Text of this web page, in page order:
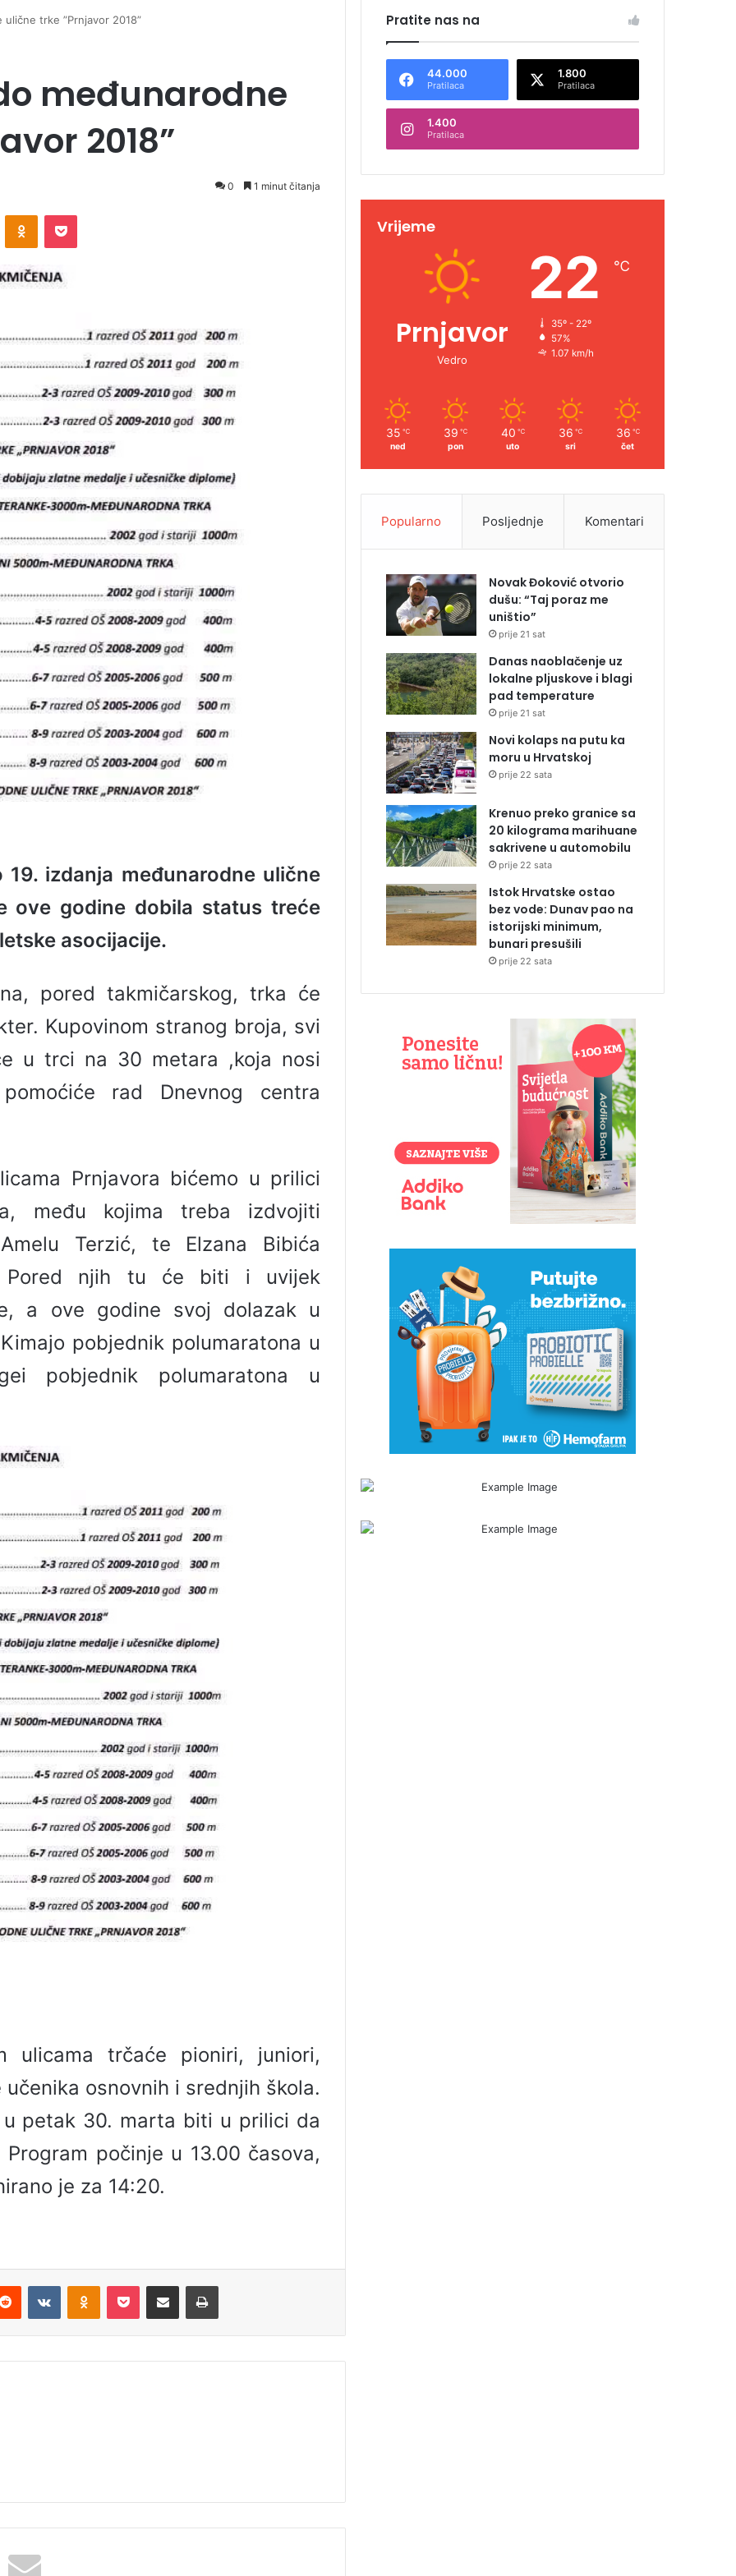
trke ”Prnjavor 2018”
međunarodne
2018”
0 1 minut čitanja
izdanja međunarodne ulične
ove godine dobila status treće
asocijacije.
pored takmičarskog, trka će
Kupovinom stranog broja, svi
u trci na 30 metara ,koja nosi
rad Dnevnog centra
Prnjavora bićemo u prilici
među kojima treba izdvojiti
Terzić, te Elzana Bibića
Pored njih tu će biti i uvijek
a ove godine svoj dolazak u
pobjednik polumaratona u
pobjednik polumaratona u
ulicama trčaće pioniri, juniori,
osnovnih i srednjih škola.
petak 30. marta biti u prilici da
počinje u 13.00 časova,
je za 14:20.
Pratite nas na
44.000
Pratilaca
1.800
Pratilaca
1.400
Pratilaca
Vrijeme
Prnjavor
Vedro
22 ℃
35º - 22º
57%
1.07 km/h
35 ℃
ned
39 ℃
pon
40 ℃
uto
36 ℃
sri
36 ℃
čet
Popularno Posljednje Komentari
Novak Đoković otvorio
dušu: “Taj poraz me
uništio”
prije 21 sat
Danas naoblačenje uz
lokalne pljuskove i blagi
pad temperature
prije 21 sat
Novi kolaps na putu ka
moru u Hrvatskoj
prije 22 sata
Krenuo preko granice sa
20 kilograma marihuane
sakrivene u automobilu
prije 22 sata
Istok Hrvatske ostao
bez vode: Dunav pao na
istorijski minimum,
bunari presušili
prije 22 sata